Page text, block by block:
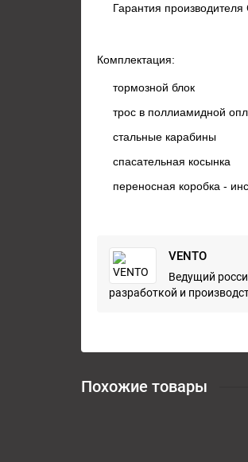
Гарантия
Комплектация:
тормозной блок
трос в поллиамидной
стальные карабины
спасательная косынка
переносная коробка -
VENTO
Ведущий
разработкой и
Похожие товары